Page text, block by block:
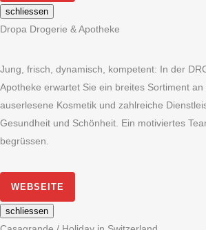
schliessen
Dropa Drogerie & Apotheke
Jung, frisch, dynamisch, kompetent: In der
Apotheke erwartet Sie ein breites Sortiment
auserlesene Kosmetik und zahlreiche
Gesundheit und Schönheit. Ein motiviertes
begrüssen.
WEBSEITE
schliessen